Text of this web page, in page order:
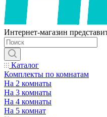
Интернет-магазин
Каталог
Комплекты по комнатам
На 2 комнаты
На 3 комнаты
На 4 комнаты
На 5 комнат